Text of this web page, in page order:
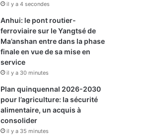
il y a 4 secondes
Anhui: le pont routier-
ferroviaire sur le Yangtsé de
Ma’anshan entre dans la phase
finale en vue de sa mise en
service
il y a 30 minutes
Plan quinquennal 2026-2030
pour l’agriculture: la sécurité
alimentaire, un acquis à
consolider
il y a 35 minutes